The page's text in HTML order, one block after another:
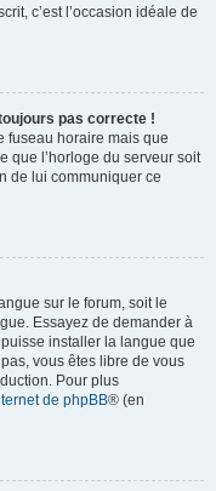
c’est l’occasion idéale de
pas correcte !
fuseau horaire mais que
que l’horloge du serveur soit
de lui communiquer ce
sur le forum, soit le
Essayez de demander à
installer la langue que
vous êtes libre de vous
Pour plus
de phpBB® (en